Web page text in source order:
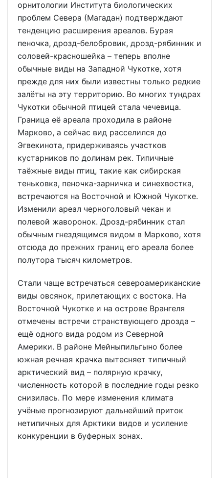
орнитологии Института биологических
проблем Севера (Магадан) подтверждают
тенденцию расширения ареалов. Бурая
пеночка, дрозд-белобровик, дрозд-рябинник и
соловей-красношейка – теперь вполне
обычные виды на Западной Чукотке, хотя
прежде для них были известны только редкие
залёты на эту территорию. Во многих тундрах
Чукотки обычной птицей стала чечевица.
Граница её ареала проходила в районе
Марково, а сейчас вид расселился до
Эгвекинота, придерживаясь участков
кустарников по долинам рек. Типичные
таёжные виды птиц, такие как сибирская
теньковка, пеночка-зарничка и синехвостка,
встречаются на Восточной и Южной Чукотке.
Изменили ареал черноголовый чекан и
полевой жаворонок. Дрозд-рябинник стал
обычным гнездящимся видом в Марково, хотя
отсюда до прежних границ его ареала более
полутора тысяч километров.
Стали чаще встречаться североамериканские
виды овсянок, прилетающих с востока. На
Восточной Чукотке и на острове Врангеля
отмечены встречи странствующего дрозда –
ещё одного вида родом из Северной
Америки. В районе Мейныпильгыно более
южная речная крачка вытесняет типичный
арктический вид – полярную крачку,
численность которой в последние годы резко
снизилась. По мере изменения климата
учёные прогнозируют дальнейший приток
нетипичных для Арктики видов и усиление
конкуренции в буферных зонах.